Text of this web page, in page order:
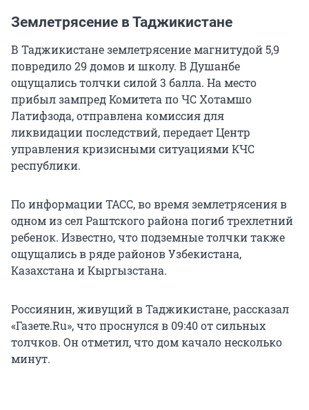
Землетрясение в Таджикистане
В Таджикистане землетрясение магнитудой 5,9
повредило 29 домов и школу. В Душанбе
ощущались толчки силой 3 балла. На место
прибыл зампред Комитета по ЧС Хотамшо
Латифзода, отправлена комиссия для
ликвидации последствий, передает Центр
управления кризисными ситуациями КЧС
республики.
По информации ТАСС, во время землетрясения в
одном из сел Раштского района погиб трехлетний
ребенок. Известно, что подземные толчки также
ощущались в ряде районов Узбекистана,
Казахстана и Кыргызстана.
Россиянин, живущий в Таджикистане, рассказал
«Газете.Ru», что проснулся в 09:40 от сильных
толчков. Он отметил, что дом качало несколько
минут.